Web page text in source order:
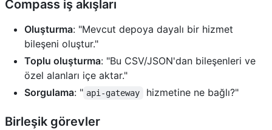
Compass iş akışları
Oluşturma: "Mevcut depoya dayalı bir hizmet
bileşeni oluştur."
Toplu oluşturma: "Bu CSV/JSON'dan bileşenleri ve
özel alanları içe aktar."
Sorgulama: " api-gateway hizmetine ne bağlı?"
Birleşik görevler